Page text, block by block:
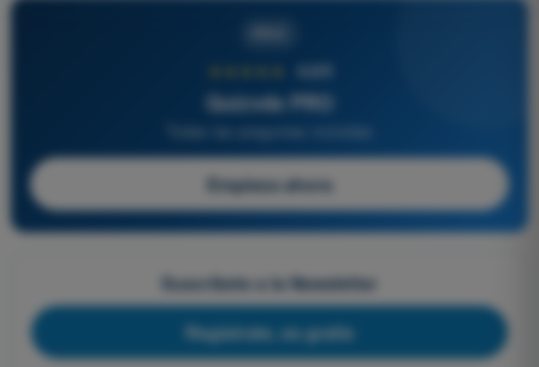
4,6/5
Quizvds PRO
Empieza ahora
Suscríbete a la Newsletter
Regístrate, es gratis